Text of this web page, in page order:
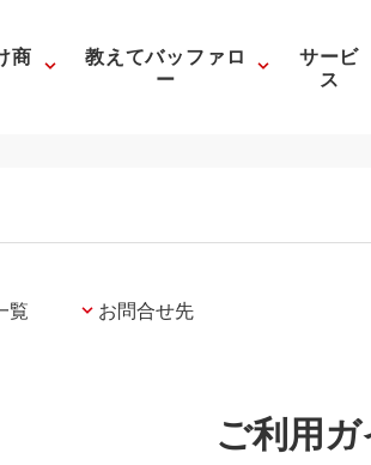
商 教えてバッファロ
ー
サービ
ス
覧 お問合せ先
ご利用